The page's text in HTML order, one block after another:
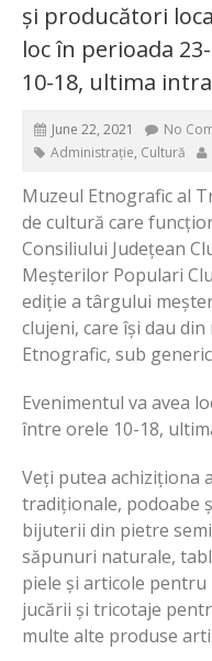
și producători
loc în perioada
10-18, ultima
June 22, 2021 No
Administrație, Cultură
Muzeul Etnografic al
de cultură care
Consiliului Județean
Meșterilor Populari
ediție a târgului
clujeni, care își dau
Etnografic, sub
Evenimentul va avea
între orele 10-18,
Veți putea achiziționa
tradiționale, podoabe
bijuterii din pietre
săpunuri naturale,
piele și articole pentru
jucării și tricotaje
multe alte produse